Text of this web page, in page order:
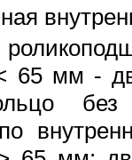
65 мм -